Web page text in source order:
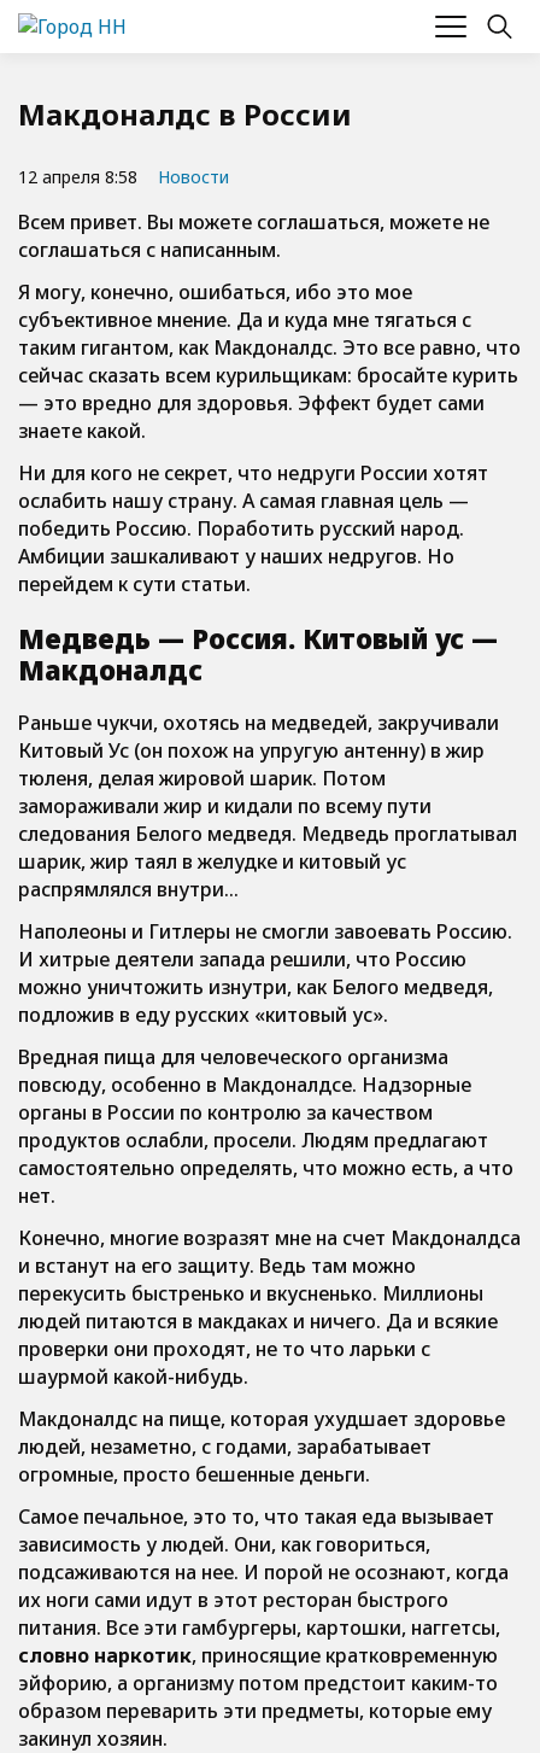
Макдоналдс в России
12 апреля 8:58 Новости
Всем привет. Вы можете соглашаться, можете не
соглашаться с написанным.
Я могу, конечно, ошибаться, ибо это мое
субъективное мнение. Да и куда мне тягаться с
таким гигантом, как Макдоналдс. Это все равно, что
сейчас сказать всем курильщикам: бросайте курить
— это вредно для здоровья. Эффект будет сами
знаете какой.
Ни для кого не секрет, что недруги России хотят
ослабить нашу страну. А самая главная цель —
победить Россию. Поработить русский народ.
Амбиции зашкаливают у наших недругов. Но
перейдем к сути статьи.
Медведь — Россия. Китовый ус —
Макдоналдс
Раньше чукчи, охотясь на медведей, закручивали
Китовый Ус (он похож на упругую антенну) в жир
тюленя, делая жировой шарик. Потом
замораживали жир и кидали по всему пути
следования Белого медведя. Медведь проглатывал
шарик, жир таял в желудке и китовый ус
распрямлялся внутри…
Наполеоны и Гитлеры не смогли завоевать Россию.
И хитрые деятели запада решили, что Россию
можно уничтожить изнутри, как Белого медведя,
подложив в еду русских «китовый ус».
Вредная пища для человеческого организма
повсюду, особенно в Макдоналдсе. Надзорные
органы в России по контролю за качеством
продуктов ослабли, просели. Людям предлагают
самостоятельно определять, что можно есть, а что
нет.
Конечно, многие возразят мне на счет Макдоналдса
и встанут на его защиту. Ведь там можно
перекусить быстренько и вкусненько. Миллионы
людей питаются в макдаках и ничего. Да и всякие
проверки они проходят, не то что ларьки с
шаурмой какой-нибудь.
Макдоналдс на пище, которая ухудшает здоровье
людей, незаметно, с годами, зарабатывает
огромные, просто бешенные деньги.
Самое печальное, это то, что такая еда вызывает
зависимость у людей. Они, как говориться,
подсаживаются на нее. И порой не осознают, когда
их ноги сами идут в этот ресторан быстрого
питания. Все эти гамбургеры, картошки, наггетсы,
словно наркотик, приносящие кратковременную
эйфорию, а организму потом предстоит каким-то
образом переварить эти предметы, которые ему
закинул хозяин.